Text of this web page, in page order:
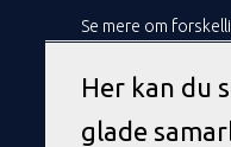
Se mere om
Her kan du
glade